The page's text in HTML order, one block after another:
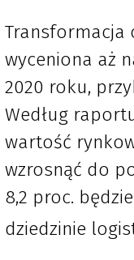
Transformacja
wyceniona aż
2020 roku,
Według
wartość
wzrosnąć do
8,2 proc.
dziedzinie